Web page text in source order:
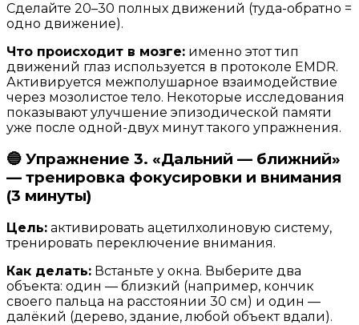
Сделайте 20–30 полных движений (туда-обратно =
одно движение).
Что происходит в мозге: именно этот тип
движений глаз используется в протоколе EMDR.
Активируется межполушарное взаимодействие
через мозолистое тело. Некоторые исследования
показывают улучшение эпизодической памяти
уже после одной-двух минут такого упражнения.
🔵 Упражнение 3. «Дальний — ближний»
— тренировка фокусировки и внимания
(3 минуты)
Цель: активировать ацетилхолиновую систему,
тренировать переключение внимания.
Как делать: Встаньте у окна. Выберите два
объекта: один — близкий (например, кончик
своего пальца на расстоянии 30 см) и один —
далёкий (дерево, здание, любой объект вдали).